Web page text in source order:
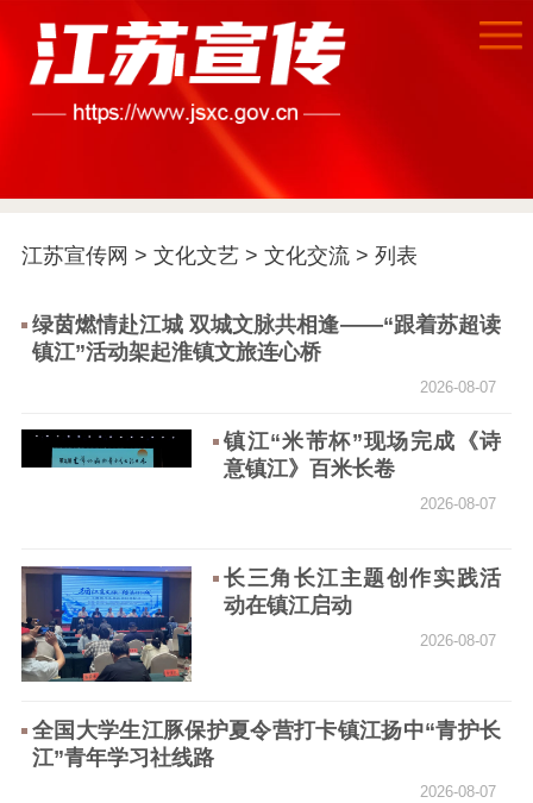
首页
江苏要闻
公示公告
工作动态
理论学习 宣传宣讲 研究阐释
江苏宣传网 > 文化文艺> 文化交流> 列表
绿茵燃情赴江城 双城文脉共相逢——“跟着苏超读
镇江”活动架起淮镇文旅连心桥
2026-08-07
镇江“米芾杯”现场完成《诗
意镇江》百米长卷
2026-08-07
长三角长江主题创作实践活
动在镇江启动
2026-08-07
全国大学生江豚保护夏令营打卡镇江扬中“青护长
江”青年学习社线路
2026-08-07